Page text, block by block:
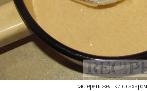
растереть желтки с сахаром